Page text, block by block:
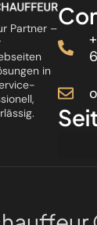
Partner –
in